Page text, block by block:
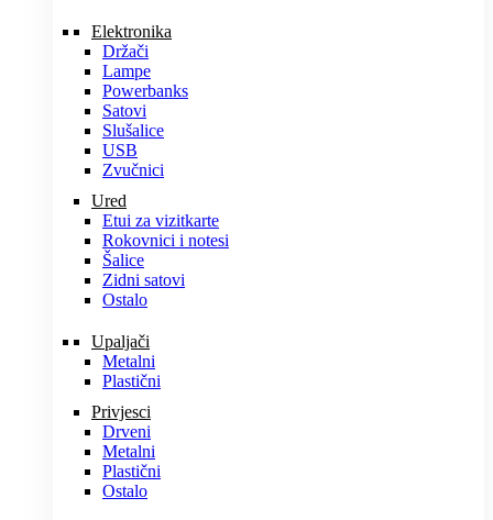
Elektronika
Držači
Lampe
Powerbanks
Satovi
Slušalice
USB
Zvučnici
Ured
Etui za vizitkarte
Rokovnici i notesi
Šalice
Zidni satovi
Ostalo
Upaljači
Metalni
Plastični
Privjesci
Drveni
Metalni
Plastični
Ostalo